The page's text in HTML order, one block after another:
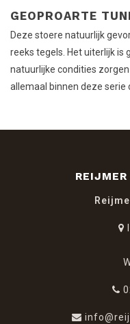
GEOPROARTE
Deze stoere natuurlijk
reeks tegels. Het uiterlijk is
natuurlijke condities
allemaal binnen deze serie
REIJMER